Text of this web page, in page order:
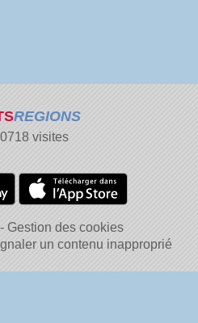
REGIONS
visites
Gestion des cookies
un contenu inapproprié